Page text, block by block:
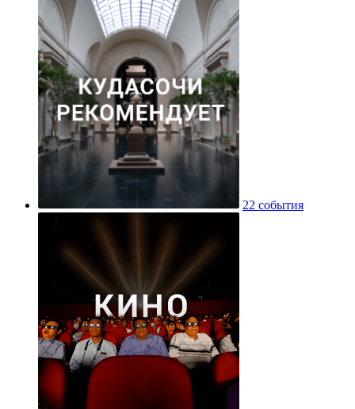
22 события